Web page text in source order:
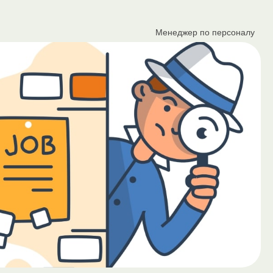
Менеджер по персоналу